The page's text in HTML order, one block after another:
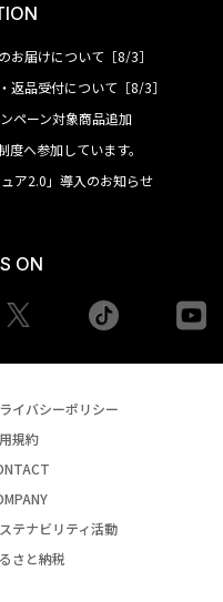
お届けについて［8/3］
返品受付について［8/3］
ペーン対象商品追加
度へ参加しています。
ア2.0」導入のお知らせ
ON
tiktok
イバシーポリシー
規約
テナビリティ活動
さと納税